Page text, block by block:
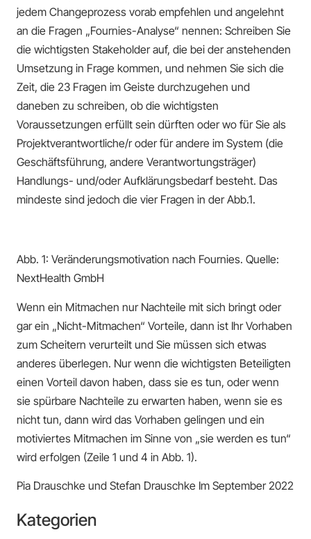
jedem Changeprozess vorab empfehlen und angelehnt
an die Fragen „Fournies-Analyse“ nennen: Schreiben Sie
die wichtigsten Stakeholder auf, die bei der anstehenden
Umsetzung in Frage kommen, und nehmen Sie sich die
Zeit, die 23 Fragen im Geiste durchzugehen und
daneben zu schreiben, ob die wichtigsten
Voraussetzungen erfüllt sein dürften oder wo für Sie als
Projektverantwortliche/r oder für andere im System (die
Geschäftsführung, andere Verantwortungsträger)
Handlungs- und/oder Aufklärungsbedarf besteht. Das
mindeste sind jedoch die vier Fragen in der Abb.1.
Abb. 1: Veränderungsmotivation nach Fournies. Quelle:
NextHealth GmbH
Wenn ein Mitmachen nur Nachteile mit sich bringt oder
gar ein „Nicht-Mitmachen“ Vorteile, dann ist Ihr Vorhaben
zum Scheitern verurteilt und Sie müssen sich etwas
anderes überlegen. Nur wenn die wichtigsten Beteiligten
einen Vorteil davon haben, dass sie es tun, oder wenn
sie spürbare Nachteile zu erwarten haben, wenn sie es
nicht tun, dann wird das Vorhaben gelingen und ein
motiviertes Mitmachen im Sinne von „sie werden es tun“
wird erfolgen (Zeile 1 und 4 in Abb. 1).
Pia Drauschke und Stefan Drauschke Im September 2022
Kategorien